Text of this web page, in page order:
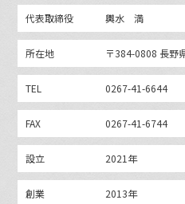
代表取締役 輿水 満
所在地 〒384-0808 長野
TEL 0267-41-6644
FAX 0267-41-6744
設立 2021年
創業 2013年